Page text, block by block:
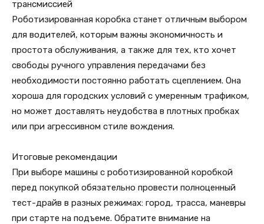
трансмиссией
Роботизированная коробка станет отличным выбором
для водителей, которым важны экономичность и
простота обслуживания, а также для тех, кто хочет
свободы ручного управления передачами без
необходимости постоянно работать сцеплением. Она
хороша для городских условий с умеренным трафиком,
но может доставлять неудобства в плотных пробках
или при агрессивном стиле вождения.
Итоговые рекомендации
При выборе машины с роботизированной коробкой
перед покупкой обязательно провести полноценный
тест-драйв в разных режимах: город, трасса, маневры
при старте на подъеме. Обратите внимание на